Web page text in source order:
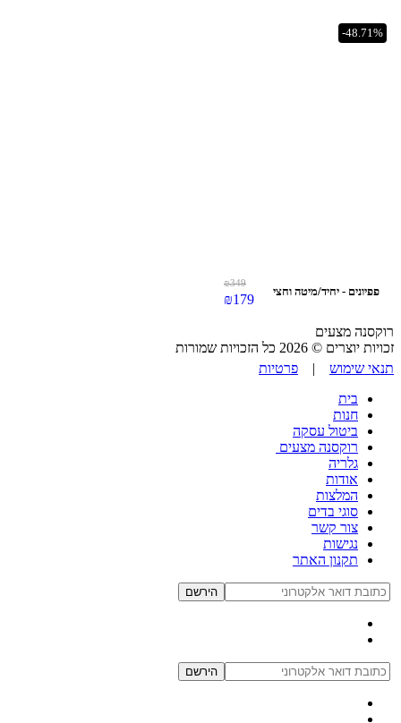
-48.71%
פפיונים - יחיד/מיטה וחצי
₪349
₪179
רוקסנה מצעים
זכויות יוצרים © 2026 כל הזכויות שמורות
תנאי שימוש | פרטיות
בית
חנות
ביטול עסקה
רוקסנה מצעים
גלריה
אודות
המלצות
סוגי בדים
צור קשר
נגישות
תקנון האתר
הירשם
הירשם